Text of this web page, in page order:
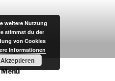
Outdoors.
Menü
weitere Nutzung
stimmst du der
von Cookies
Informationen
Akzeptieren